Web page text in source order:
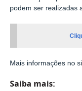
podem ser realizadas
Mais informações no
Saiba mais: